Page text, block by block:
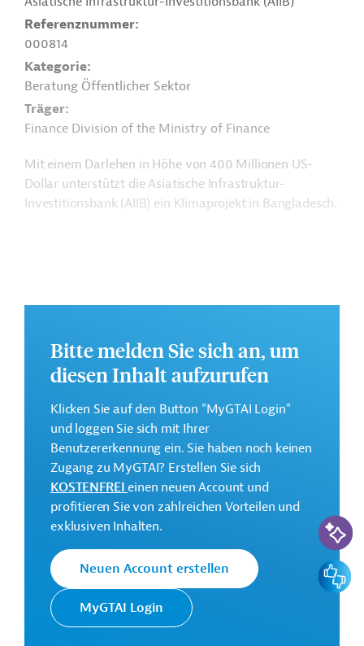
Referenznummer
000814
Kategorie
Beratung Öffentlicher Sektor
Träger
Finance Division of the Ministry of Finance
Mit einem Darlehen in Höhe von 400 Millionen US-
Dollar unterstützt die Asiatische Infrastruktur-
Investitionsbank (AIIB) ein Klimaprojekt in Bangladesch.
Eindämmung von Klimaveränderungen, für ein
nachhaltiges, widerstandsfähiges und inklusives
Weitere Informationen zu dem Entwicklungsprojekt
finden Sie auf der
Webseite der AIIB
und im
Originaldokument, das zum Download bereitsteht.
GTAI informiert über die AIIB: Schwerpunkte,
Regularien und praktische Hinweise zur
Geschäftsanbahnung.
Geberbeitrag:
400 Millionen US-Dollar (Darlehen)
Kontaktadressen
Bitte melden Sie sich an, um
diesen Inhalt aufzurufen
Klicken Sie auf den Button "MyGTAI Login"
und loggen Sie sich mit Ihrer
Benutzererkennung ein. Sie haben noch keinen
Zugang zu MyGTAI? Erstellen Sie sich
KOSTENFREIeinen neuen Account und
profitieren Sie von zahlreichen Vorteilen und
exklusiven Inhalten.
Neuen Account erstellen
MyGTAI Login
KI-